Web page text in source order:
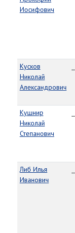
Иосифович
Кусков
Николай
Александрович
Кушнир
Николай
Степанович
Либ Илья
Иванович